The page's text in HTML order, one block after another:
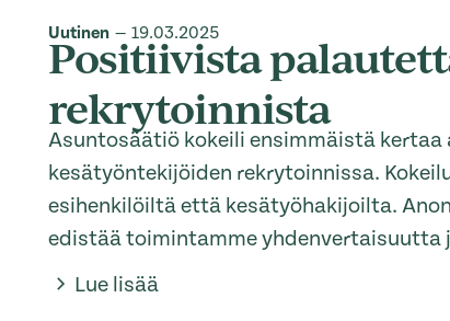
Uutinen — 19.03.2025
Positiivista
rekrytoinnista
Asuntosäätiö kokeili ensimmäistä
kesätyöntekijöiden rekrytoinnissa.
esihenkilöiltä että kesätyöhakijoilta.
edistää toimintamme yhdenvertaisuutta
Lue lisää